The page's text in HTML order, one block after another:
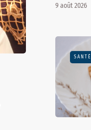
9 août 2026
SANTÉ